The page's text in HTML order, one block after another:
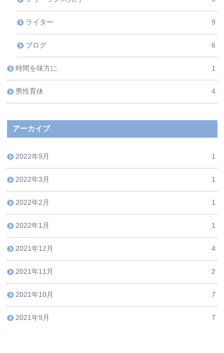
ライター 9
ブログ 6
時間を味方に 1
男性育休 4
アーカイブ
2022年9月 1
2022年3月 1
2022年2月 1
2022年1月 1
2021年12月 4
2021年11月 2
2021年10月 7
2021年9月 7